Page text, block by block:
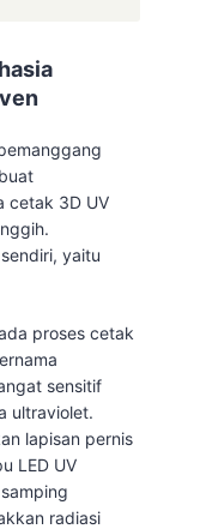
cetak 3D UV
yaitu
proses cetak
sensitif
ultraviolet.
lapisan pernis
LED UV
radiasi